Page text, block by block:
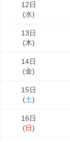
12日
(水)
13日
(木)
14日
(金)
15日
(土)
16日
(日)